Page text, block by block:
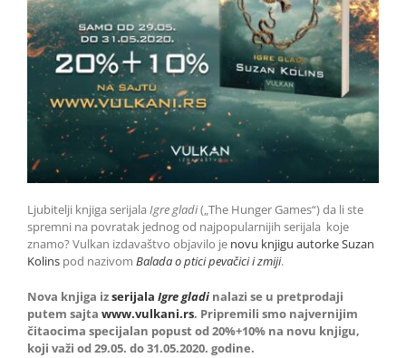
Ljubitelji knjiga serijala Igre gladi(„The Hunger Games“) da li ste
spremni na povratak jednog od najpopularnijih serijala koje
znamo? Vulkan izdavaštvo objavilo je novu knjigu autorkeSuzan
Kolins pod nazivom Balada o ptici pevačici i zmiji.
Nova knjiga izserijala Igre gladi nalazi se u pretprodaji
putem sajta www.vulkani.rs. Pripremili smo najvernijim
čitaocima specijalan popust od 20%+10% na novu knjigu,
koji važi od 29.05. do 31.05.2020. godine.